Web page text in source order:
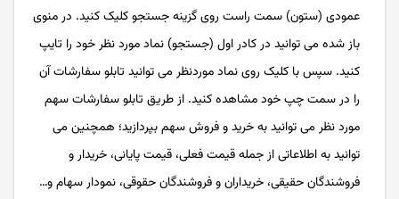
عمودی (ستون) سمت راست روی گزینه جستجو کلیک کنید. در منوی
باز شده می توانید در کادر اول (جستجو) نماد مورد نظر خود را تایپ
کنید. سپس با کلیک روی نماد موردنظر می توانید تابلو سفارشات آن
را در سمت چپ خود مشاهده کنید. از طریق تابلو سفارشات سهم
مورد نظر می توانید به خرید و فروش سهم بپردازید؛ همچنین می
توانید به اطلاعاتی از جمله قیمت فعلی، قیمت پایانی، خریدار و
فروشندگان حقیقی، خریداران و فروشندگان حقوقی، نمودار سهام و…